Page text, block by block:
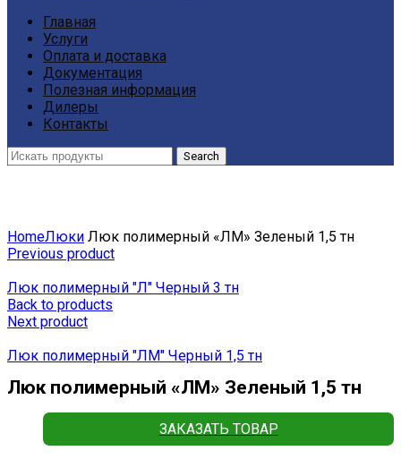
Главная
Услуги
Оплата и доставка
Документация
Полезная информация
Дилеры
Контакты
Search
HomeЛюки Люк полимерный «ЛМ» Зеленый 1,5 тн
Previous product
Люк полимерный "Л" Черный 3 тн
Back to products
Next product
Люк полимерный "ЛМ" Черный 1,5 тн
Люк полимерный «ЛМ» Зеленый 1,5 тн
ЗАКАЗАТЬ ТОВАР